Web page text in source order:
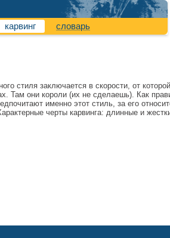
карвинг словарь
стиля заключается в скорости, от
Там они короли (их не сделаешь). Как
именно этот стиль, за его
черты карвинга: длинные и